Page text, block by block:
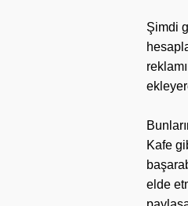
Şimdi
Kafe
elde